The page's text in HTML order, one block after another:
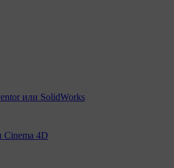
или SolidWorks
Cinema 4D